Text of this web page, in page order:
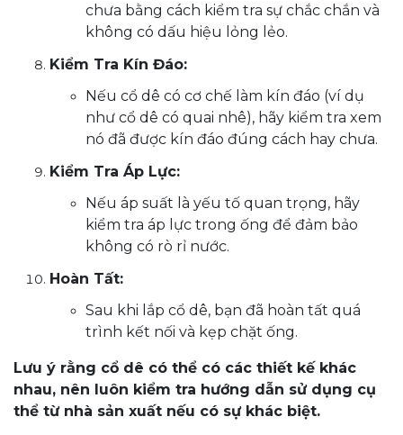
chưa bằng cách kiểm tra sự chắc chắn và
không có dấu hiệu lỏng lẻo.
Kiểm Tra Kín Đáo:
Nếu cổ dê có cơ chế làm kín đáo (ví dụ
như cổ dê có quai nhê), hãy kiểm tra xem
nó đã được kín đáo đúng cách hay chưa.
Kiểm Tra Áp Lực:
Nếu áp suất là yếu tố quan trọng, hãy
kiểm tra áp lực trong ống để đảm bảo
không có rò rỉ nước.
Hoàn Tất:
Sau khi lắp cổ dê, bạn đã hoàn tất quá
trình kết nối và kẹp chặt ống.
Lưu ý rằng cổ dê có thể có các thiết kế khác
nhau, nên luôn kiểm tra hướng dẫn sử dụng cụ
thể từ nhà sản xuất nếu có sự khác biệt.